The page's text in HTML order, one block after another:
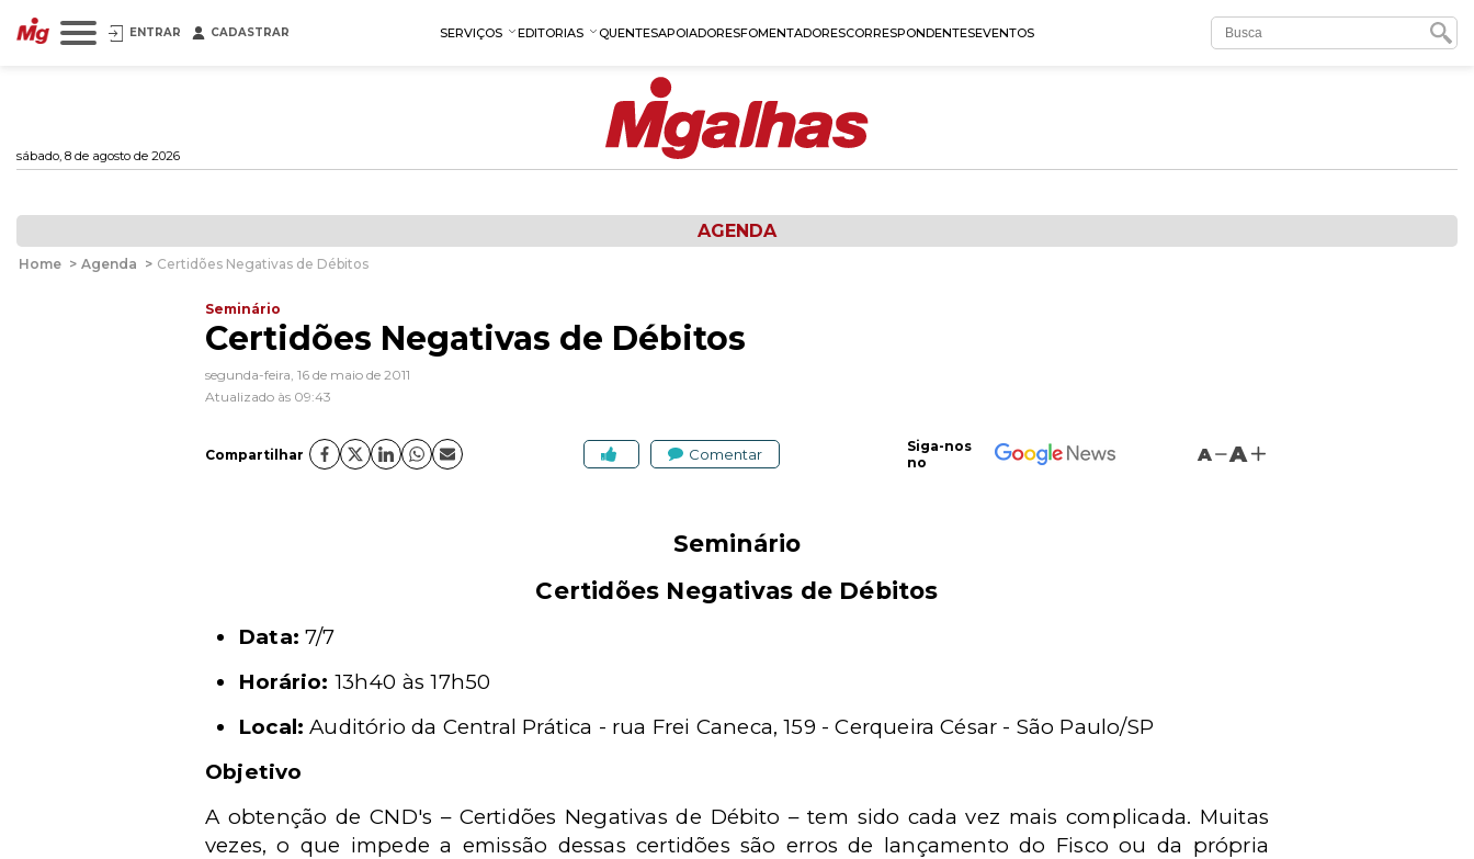
ENTRAR CADASTRAR SERVIÇOS EDITORIAS QUENTESAPOIADORESFOMENTADORESCORRESPONDENTESEVENTOS
sábado, 8 de agosto de 2026
AGENDA
Home > Agenda > Certidões Negativas de Débitos
Seminário
Certidões Negativas de Débitos
segunda-feira, 16 de maio de 2011
Atualizado às 09:43
Compartilhar Comentar
Siga-nos
no
A A
Seminário
Certidões Negativas de Débitos
Data: 7/7
Horário: 13h40 às 17h50
Local: Auditório da Central Prática - rua Frei Caneca, 159 - Cerqueira César - São Paulo/SP
Objetivo
A obtenção de CND's – Certidões Negativas de Débito – tem sido cada vez mais complicada. Muitas
vezes, o que impede a emissão dessas certidões são erros de lançamento do Fisco ou da própria